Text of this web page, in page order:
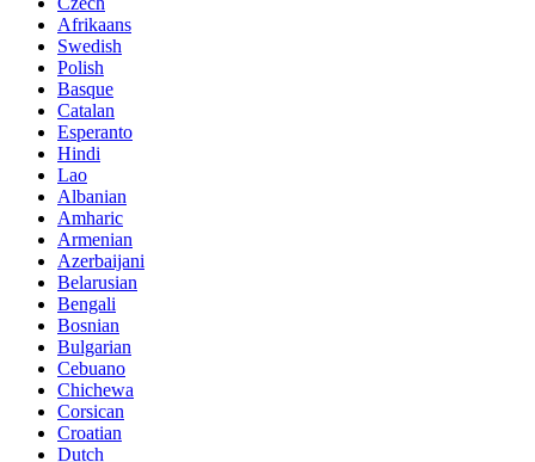
Afrikaans
Swedish
Polish
Basque
Catalan
Esperanto
Hindi
Lao
Albanian
Amharic
Armenian
Azerbaijani
Belarusian
Bengali
Bosnian
Bulgarian
Cebuano
Chichewa
Corsican
Croatian
Dutch